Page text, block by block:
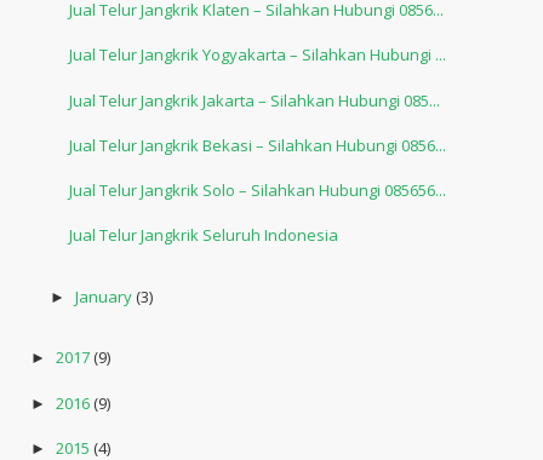
Jual Telur Jangkrik Klaten – Silahkan Hubungi 0856...
Jual Telur Jangkrik Yogyakarta – Silahkan Hubungi ...
Jual Telur Jangkrik Jakarta – Silahkan Hubungi 085...
Jual Telur Jangkrik Bekasi – Silahkan Hubungi 0856...
Jual Telur Jangkrik Solo – Silahkan Hubungi 085656...
Jual Telur Jangkrik Seluruh Indonesia
► January(3)
► 2017(9)
► 2016(9)
► 2015 (4)